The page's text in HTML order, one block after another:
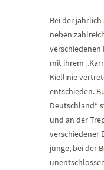
Bei der
neben
verschiedenen
mit ihrem
Kiellinie
entschieden.
Deutschland“
und an der
verschiedener
junge, bei der